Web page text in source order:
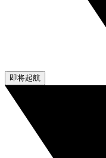
即将起航